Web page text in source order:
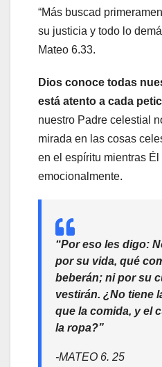
“Más buscad
su justicia y todo lo
Mateo 6.33.
Dios conoce todas
está atento a cada
nuestro Padre celestial
mirada en las cosas
en el espíritu mientras
emocionalmente.
“Por eso les digo:
por su vida, qué
beberán; ni por su
vestirán. ¿No tiene
que la comida, y el
la ropa?”
-MATEO 6. 25